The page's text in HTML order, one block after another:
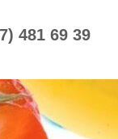
481 69 39